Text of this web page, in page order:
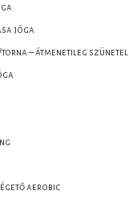
jóga
– átmenetileg szünetel
aerobic